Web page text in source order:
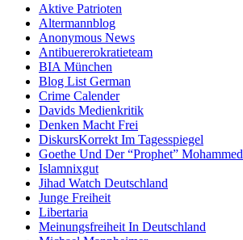
Aktive Patrioten
Altermannblog
Anonymous News
Antibuererokratieteam
BIA München
Blog List German
Crime Calender
Davids Medienkritik
Denken Macht Frei
DiskursKorrekt Im Tagesspiegel
Goethe Und Der “Prophet” Mohammed
Islamnixgut
Jihad Watch Deutschland
Junge Freiheit
Libertaria
Meinungsfreiheit In Deutschland